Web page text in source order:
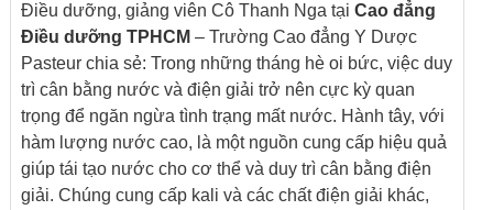
Điều dưỡng, giảng viên Cô Thanh Nga tạiCao đẳng
Điều dưỡng TPHCM – Trường Cao đẳng Y Dược
Pasteur chia sẻ: Trong những tháng hè oi bức, việc duy
trì cân bằng nước và điện giải trở nên cực kỳ quan
trọng để ngăn ngừa tình trạng mất nước. Hành tây, với
hàm lượng nước cao, là một nguồn cung cấp hiệu quả
giúp tái tạo nước cho cơ thể và duy trì cân bằng điện
giải. Chúng cung cấp kali và các chất điện giải khác,